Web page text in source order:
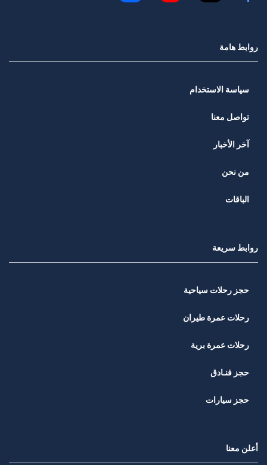
روابط هامة
سياسة الاستخدام
تواصل معنا
آخر الأخبار
من نحن
الباقات
روابط سريعة
حجز رحلات سياحية
رحلات عمرة طيران
رحلات عمرة برية
حجز فنـادق
حجز سيارات
أعلن معنا